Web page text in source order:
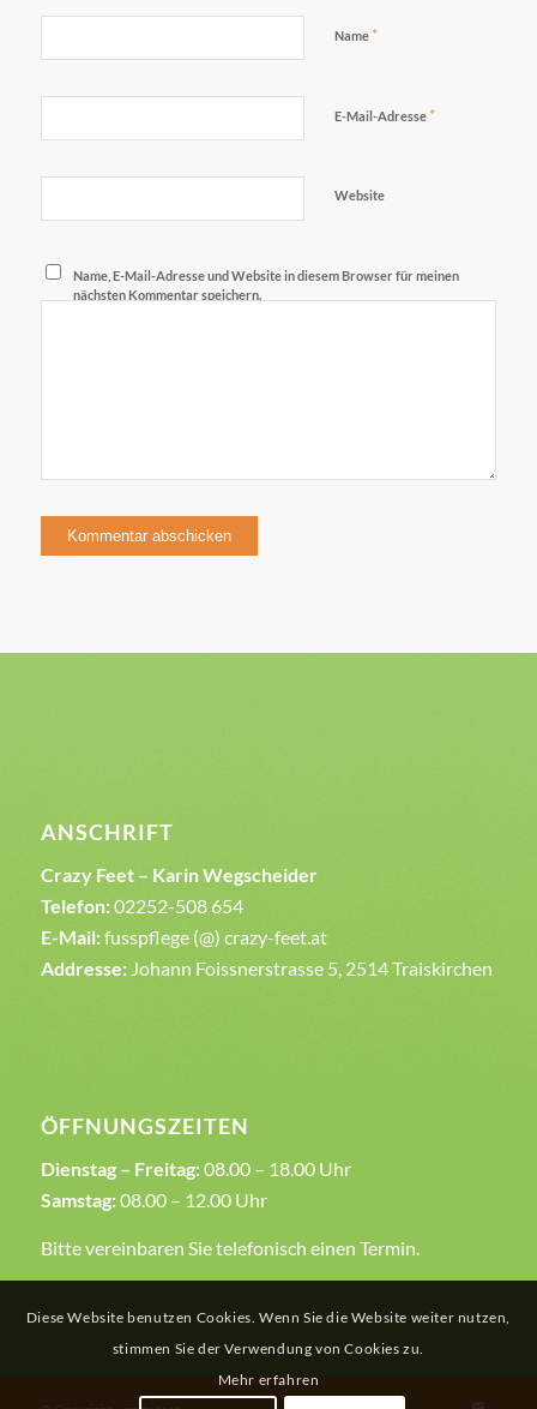
Name *
E-Mail-Adresse *
Website
Name, E-Mail-Adresse und Website in diesem Browser für meinen
nächsten Kommentar speichern.
ANSCHRIFT
Crazy Feet – Karin Wegscheider
Telefon:02252-508 654
E-Mail:fusspflege (@) crazy-feet.at
Addresse:Johann Foissnerstrasse 5, 2514 Traiskirchen
ÖFFNUNGSZEITEN
Dienstag – Freitag:08.00 – 18.00 Uhr
Samstag:08.00 – 12.00 Uhr
Bitte vereinbaren Sie telefonisch einen Termin.
Diese Website benutzen Cookies. Wenn Sie die Website weiter nutzen,
stimmen Sie der Verwendung von Cookies zu.
Mehr erfahren